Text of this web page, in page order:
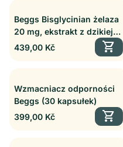
Beggs Bisglycinian żelaza
20 mg, ekstrakt z dzikiej
róży (100 cps.)
Cena regularna
439,00 Kč shopping_cart
Wzmacniacz odporności
Beggs (30 kapsułek)
Cena regularna
399,00 Kč shopping_cart